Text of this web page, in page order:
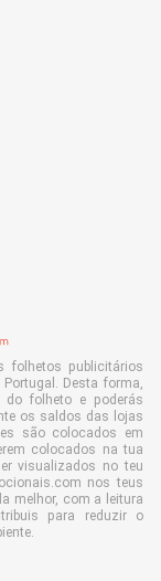
folhetos publicitários
Desta forma,
folheto e poderás
os saldos das lojas
são colocados em
colocados na tua
visualizados no teu
nos teus
melhor, com a leitura
para reduzir o